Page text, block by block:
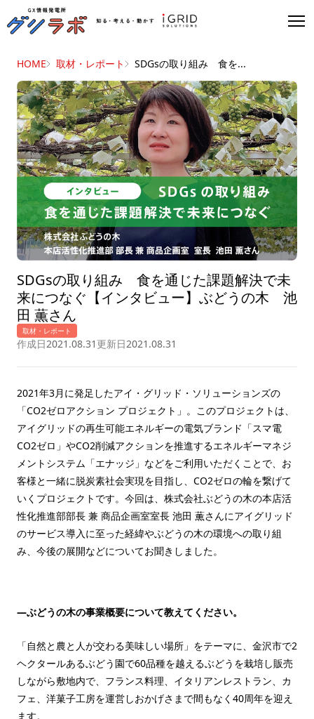
HOME 取材・レポート SDGsの取り組み 食を...
取材・レポート
作成日2021.08.31更新日2021.08.31
SDGsの取り組み 食を通じた課題解決で未
来につなぐ【インタビュー】ぶどうの木 池
田 薫さん
2021年3月に発足したアイ・グリッド・ソリューションズの
「CO2ゼロアクション プロジェクト」。このプロジェクトは、
アイグリッドの再生可能エネルギーの電気ブランド「スマ電
CO2ゼロ」やCO2削減アクションを推進するエネルギーマネジ
メントシステム「エナッジ」などをご利用いただくことで、お
客様と一緒に脱炭素社会実現を目指し、CO2ゼロの輪を繋げて
いくプロジェクトです。今回は、株式会社ぶどうの木の本店活
性化推進部部長 兼 商品企画室室長 池田 薫さんにアイグリッド
のサービス導入に至った経緯やぶどうの木の環境への取り組
み、今後の展開などについてお聞きしました。
—ぶどうの木の事業概要について教えてください。
「自然と農と人が交わる美味しい場所」をテーマに、金沢市で2
ヘクタールあるぶどう園で60品種を越えるぶどうを栽培し販売
しながら敷地内で、フランス料理、イタリアンレストラン、カ
フェ、洋菓子工房を運営しおかげさまで間もなく40周年を迎え
ます。